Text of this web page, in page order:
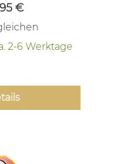
€
2-6 Werktage